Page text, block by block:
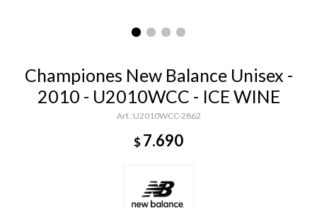
Championes New Balance Unisex -
2010 - U2010WCC - ICE WINE
U2010WCC-2862
$7.690